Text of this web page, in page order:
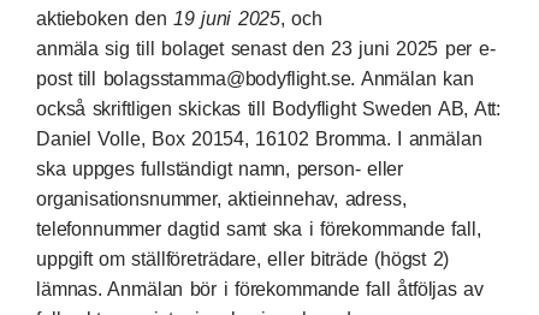
aktieboken den 19 juni 2025, och
anmäla sig till bolaget senast den 23 juni 2025 per e-
post till bolagsstamma@bodyflight.se. Anmälan kan
också skriftligen skickas till Bodyflight Sweden AB, Att:
Daniel Volle, Box 20154, 16102 Bromma. I anmälan
ska uppges fullständigt namn, person- eller
organisationsnummer, aktieinnehav, adress,
telefonnummer dagtid samt ska i förekommande fall,
uppgift om ställföreträdare, eller biträde (högst 2)
lämnas. Anmälan bör i förekommande fall åtföljas av